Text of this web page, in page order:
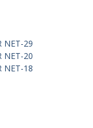
NET-29
NET-20
NET-18